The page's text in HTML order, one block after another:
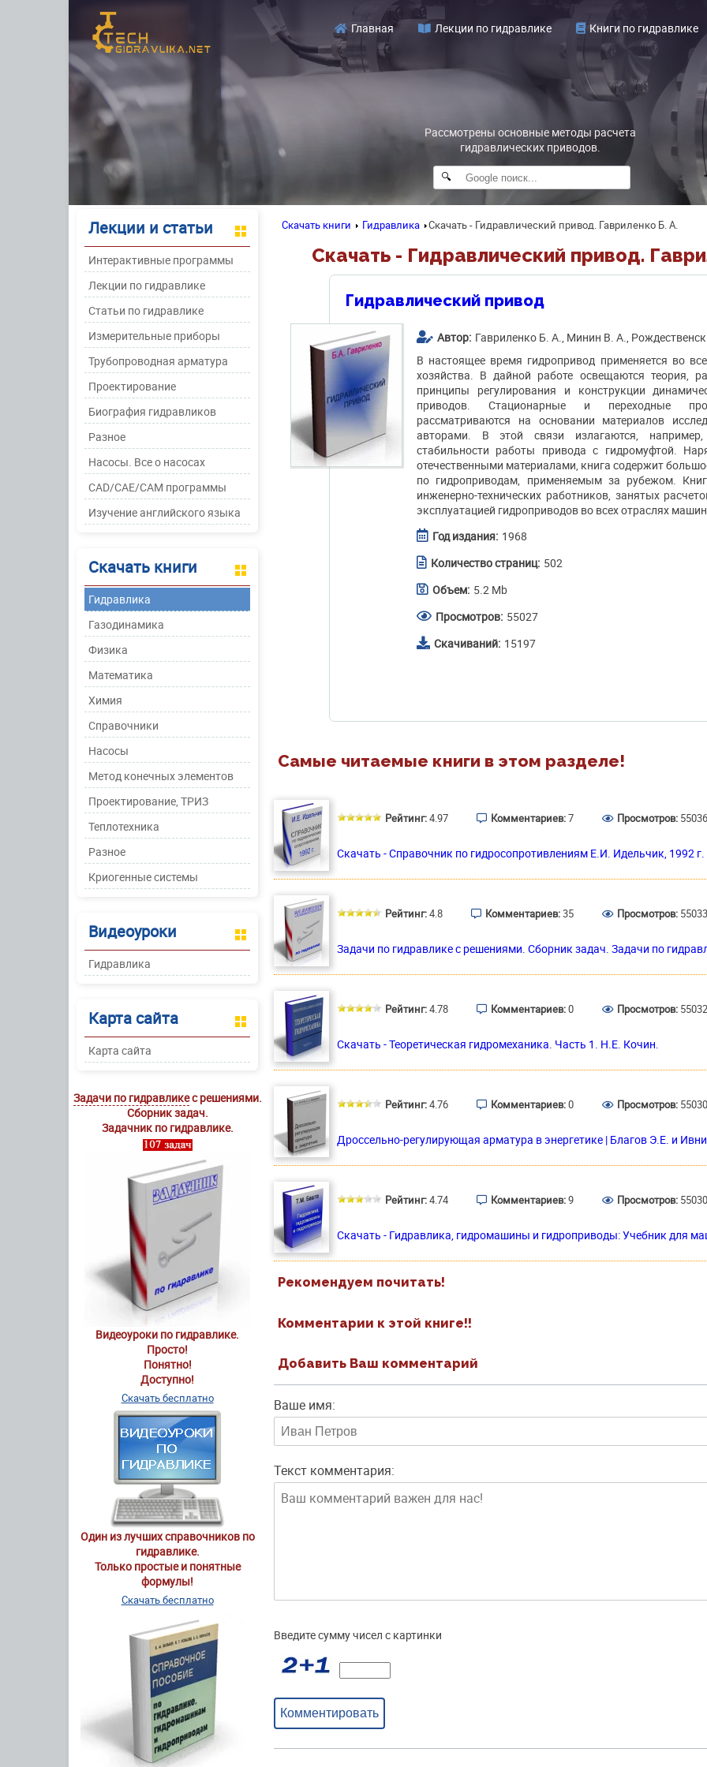
Главная Лекции по гидравлике Книги по гидравлике
Рассмотрены основные методы расчета
гидравлических приводов.
🔍
Лекции и статьи
Интерактивные программы
Лекции по гидравлике
Статьи по гидравлике
Измерительные приборы
Трубопроводная арматура
Проектирование
Биография гидравликов
Разное
Насосы. Все о насосах
CAD/CAE/CAM программы
Изучение английского языка
Скачать книги
Гидравлика
Газодинамика
Физика
Математика
Химия
Справочники
Насосы
Метод конечных элементов
Проектирование, ТРИЗ
Теплотехника
Разное
Криогенные системы
Видеоуроки
Гидравлика
Карта сайта
Карта сайта
Задачи по гидравликес решениями.
Сборник задач.
Задачник по гидравлике.
Видеоуроки по гидравлике.
Просто!
Понятно!
Доступно!
Скачать бесплатно
Один из лучших справочников по
гидравлике.
Только простые и понятные
формулы!
Скачать бесплатно
Скачать книги Гидравлика Скачать - Гидравлический привод. Гавриленко Б. А.
Скачать - Гидравлический привод.
Гидравлический привод
Автор: Гавриленко Б. А., Минин В. А.,
В настоящее время гидропривод применяется во
хозяйства. В дайной работе освещаются теория,
принципы регулирования и конструкции
приводов. Стационарные и переходные
рассматриваются на основании материалов
авторами. В этой связи излагаются,
стабильности работы привода с гидромуфтой.
отечественными материалами, книга содержит
по гидроприводам, применяемым за рубежом.
инженерно-технических работников, занятых
эксплуатацией гидроприводов во всех отраслях
Год издания: 1968
Количество страниц: 502
Объем: 5.2 Mb
Просмотров: 55027
Скачиваний: 15197
Самые читаемые книги в этом разделе!
Рейтинг:4.97 Комментариев:7 Просмотров: 55036
Скачать - Справочник по гидросопротивлениям E.И. Идельчик, 1992 г.
Рейтинг:4.8 Комментариев:35 Просмотров: 55033
Задачи по гидравлике с решениями. Сборник задач. Задачи по
Рейтинг:4.78 Комментариев:0 Просмотров: 55032
Скачать - Теоретическая гидромеханика. Часть 1. Н.Е. Кочин.
Рейтинг:4.76 Комментариев:0 Просмотров: 55030
Дроссельно-регулирующая арматура в энергетике | Благов Э.Е. и
Рейтинг:4.74 Комментариев:9 Просмотров: 55030
Скачать - Гидравлика, гидромашины и гидроприводы: Учебник для
Рекомендуем почитать!
Комментарии к этой книге!!
Добавить Ваш комментарий
Ваше имя:
Текст комментария:
Введите сумму чисел с картинки
Комментировать